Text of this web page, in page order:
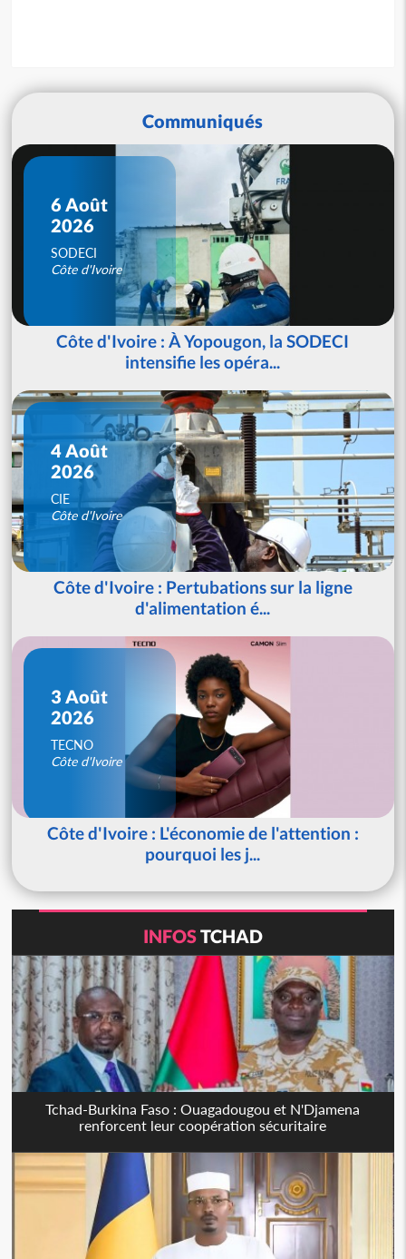
Communiqués
6 Août
2026
SODECI
Côte d'Ivoire
Côte d'Ivoire : À Yopougon, la SODECI
intensifie les opéra...
4 Août
2026
CIE
Côte d'Ivoire
Côte d'Ivoire : Pertubations sur la ligne
d'alimentation é...
3 Août
2026
TECNO
Côte d'Ivoire
Côte d'Ivoire : L'économie de l'attention :
pourquoi les j...
INFOSTCHAD
Tchad-Burkina Faso : Ouagadougou et N'Djamena
renforcent leur coopération sécuritaire